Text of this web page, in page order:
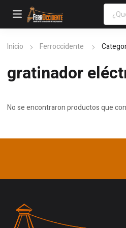
Inicio Ferroccidente
gratinador
No se encontraron productos que